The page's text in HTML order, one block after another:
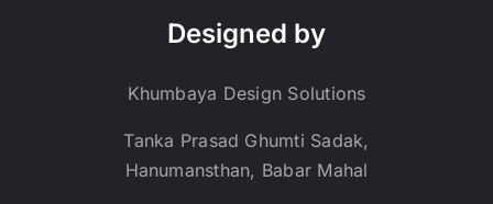
Designed by
Khumbaya Design Solutions
Tanka Prasad Ghumti Sadak,
Hanumansthan, Babar Mahal